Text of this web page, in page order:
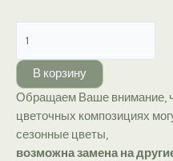
товара
Зимняя
Композиция
(красная)
2020
В корзину
Обращаем Ваше внимание,
цветочных композициях
сезонные цветы,
возможна замена на